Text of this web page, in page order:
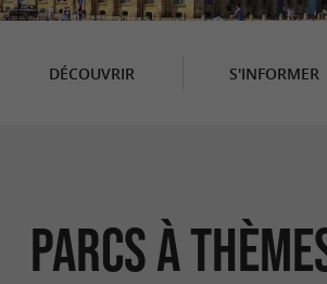
DÉCOUVRIR S'INFORMER
Parcs à